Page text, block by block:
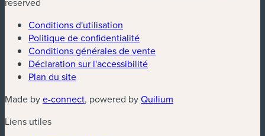
Conditions d'utilisation
Politique de confidentialité
Conditions générales de vente
Déclaration sur l'accessibilité
Plan du site
Made bye-connect(nouvelle fenêtre)
, powered byQuilium
Liens utiles